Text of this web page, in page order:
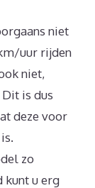
niet
uur rijden
niet,
is dus
deze voor
zo
u erg